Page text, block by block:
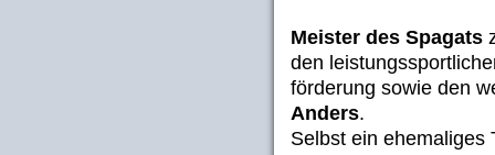
Meister des Spagats
den
förderung sowie den
Anders.
Selbst ein ehemaliges